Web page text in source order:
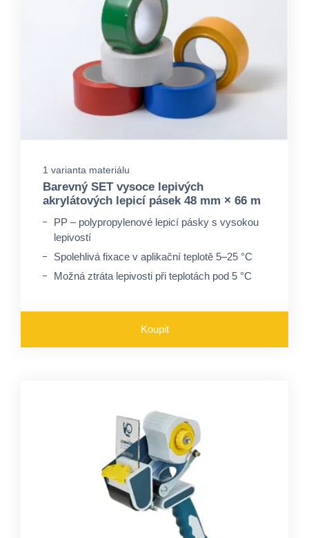
1 varianta materiálu
Barevný SET vysoce lepivých
akrylátových lepicí pásek 48 mm × 66 m
PP – polypropylenové lepicí pásky s vysokou
lepivostí
Spolehlivá fixace v aplikační teplotě 5–25 °C
Možná ztráta lepivosti při teplotách pod 5 °C
Koupit